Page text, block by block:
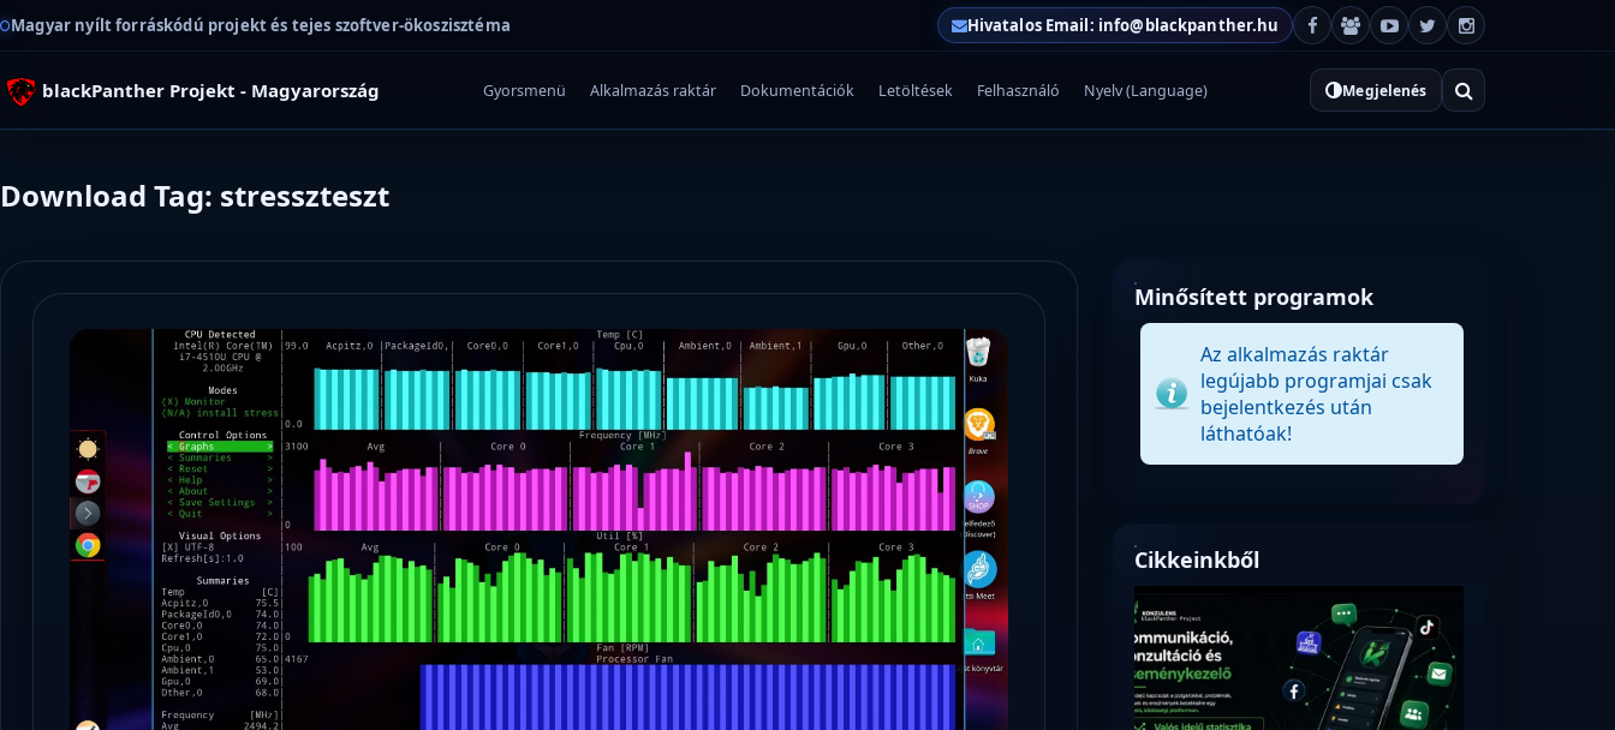
Magyar nyílt forráskódú projekt és tejes szoftver-ökoszisztéma Hivatalos Email: info@blackpanther.hu
blackPanther Projekt - Magyarország Gyorsmenü Alkalmazás raktár Dokumentációk Letöltések Felhasználó Nyelv (Language) Megjelenés
Download Tag: stresszteszt
Minősített programok
Az alkalmazás raktár
legújabb programjai csak
bejelentkezés után
láthatóak!
Cikkeinkből